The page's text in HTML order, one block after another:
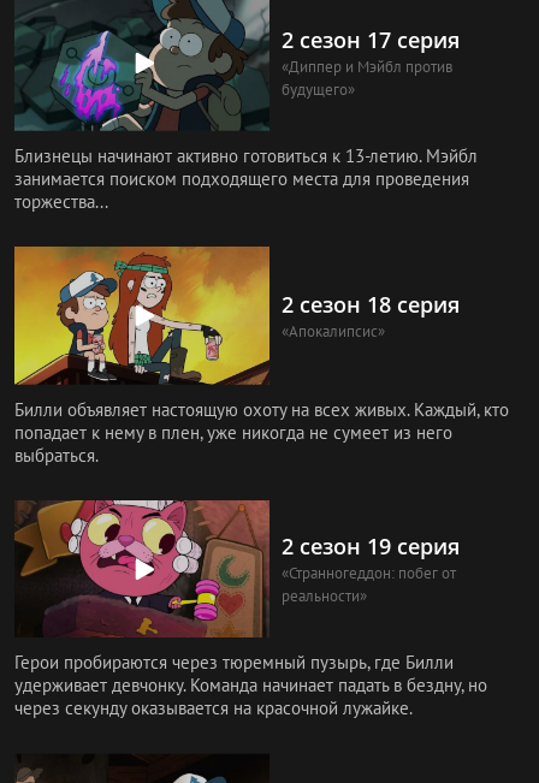
2 сезон 17 серия
«Диппер и Мэйбл против
будущего»
Близнецы начинают активно готовиться к 13-летию. Мэйбл
занимается поиском подходящего места для проведения
торжества...
2 сезон 18 серия
«Апокалипсис»
Билли объявляет настоящую охоту на всех живых. Каждый, кто
попадает к нему в плен, уже никогда не сумеет из него
выбраться.
2 сезон 19 серия
«Странногеддон: побег от
реальности»
Герои пробираются через тюремный пузырь, где Билли
удерживает девчонку. Команда начинает падать в бездну, но
через секунду оказывается на красочной лужайке.